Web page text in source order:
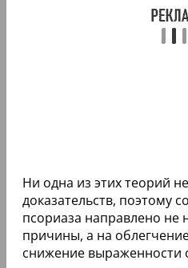
Ни одна из этих теорий
доказательств, поэтому
псориаза направлено не
причины, а на
снижение выраженности